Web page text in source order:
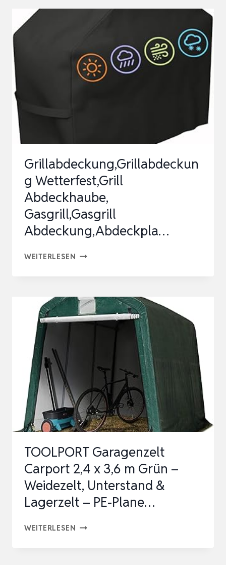
GÜRTELETUI
MIT
CLIP
Grillabdeckung,Grillabdeckun
g Wetterfest,Grill
Abdeckhaube,
Gasgrill,Gasgrill
Abdeckung,Abdeckpla…
WEITERLESEN GRILLABDECKUNG,GRILLABDECKUNG
GASGRILL,GASGRILL
ABDECKUNG,ABDECKPLA…
TOOLPORT Garagenzelt
Carport 2,4 x 3,6 m Grün –
Weidezelt, Unterstand &
Lagerzelt – PE-Plane…
WEITERLESEN TOOLPORT